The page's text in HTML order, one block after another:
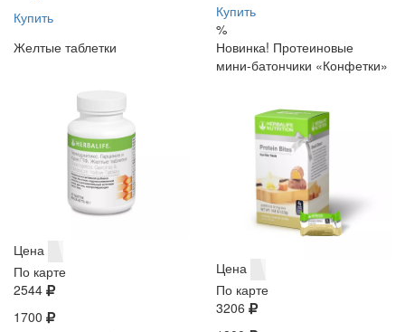
Купить
Купить
%
Желтые таблетки
Цена
По карте
2544
1700
Новинка! Протеиновые
мини-батончики «Конфетки»
Цена
По карте
3206